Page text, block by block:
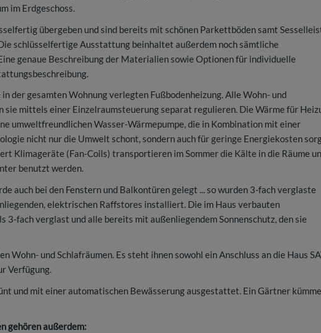
im Erdgeschoss.
übergeben und sind bereits mit schönen Parkettböden samt
schlüsselfertige Ausstattung beinhaltet außerdem noch sämtliche
genaue Beschreibung der Materialien sowie Optionen für individuelle
der gesamten Wohnung verlegten Fußbodenheizung. Alle Wohn- und
sie mittels einer Einzelraumsteuerung separat regulieren. Die Wärme für
umweltfreundlichen Wasser-Wärmepumpe, die in Kombination mit einer
nicht nur die Umwelt schont, sondern auch für geringe Energiekosten
Klimageräte (Fan-Coils) transportieren im Sommer die Kälte in die Räume
benutzt werden.
auch bei den Fenstern und Balkontüren gelegt ... so wurden 3-fach verglaste
elektrischen Raffstores installiert. Die im Haus verbauten
3-fach verglast und alle bereits mit außenliegendem Sonnenschutz, den sie
Wohn- und Schlafräumen. Es steht ihnen sowohl ein Anschluss an die Haus
Verfügung.
und mit einer automatischen Bewässerung ausgestattet. Ein Gärtner
gehören außerdem: